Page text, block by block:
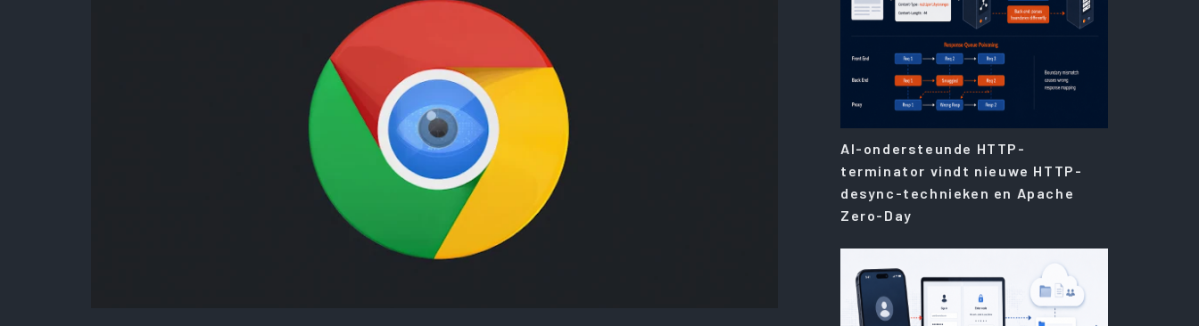
AI-ondersteunde HTTP-
terminator vindt nieuwe HTTP-
desync-technieken en Apache
Zero-Day